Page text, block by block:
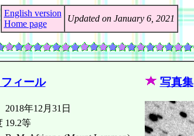
English version
Home page
Updated on January 6, 2021
ィール
2018年12月31日
19.2等
写真集